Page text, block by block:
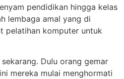
pendidikan hingga kelas
lembaga amal yang di
pelatihan komputer untuk
Dulu orang gemar
mereka mulai menghormati